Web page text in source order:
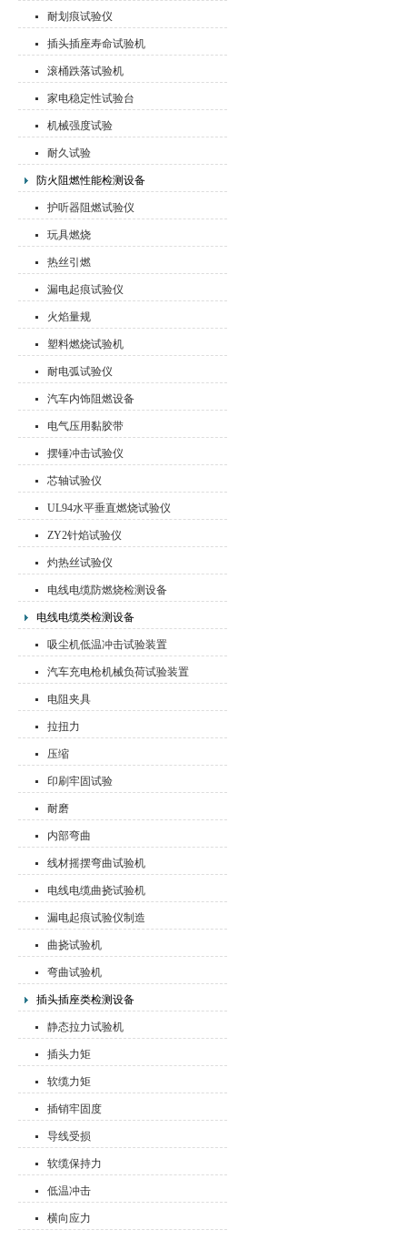
耐划痕试验仪
插头插座寿命试验机
滚桶跌落试验机
家电稳定性试验台
机械强度试验
耐久试验
防火阻燃性能检测设备
护听器阻燃试验仪
玩具燃烧
热丝引燃
漏电起痕试验仪
火焰量规
塑料燃烧试验机
耐电弧试验仪
汽车内饰阻燃设备
电气压用黏胶带
摆锤冲击试验仪
芯轴试验仪
UL94水平垂直燃烧试验仪
ZY2针焰试验仪
灼热丝试验仪
电线电缆防燃烧检测设备
电线电缆类检测设备
吸尘机低温冲击试验装置
汽车充电枪机械负荷试验装置
电阻夹具
拉扭力
压缩
印刷牢固试验
耐磨
内部弯曲
线材摇摆弯曲试验机
电线电缆曲挠试验机
漏电起痕试验仪制造
曲挠试验机
弯曲试验机
插头插座类检测设备
静态拉力试验机
插头力矩
软缆力矩
插销牢固度
导线受损
软缆保持力
低温冲击
横向应力